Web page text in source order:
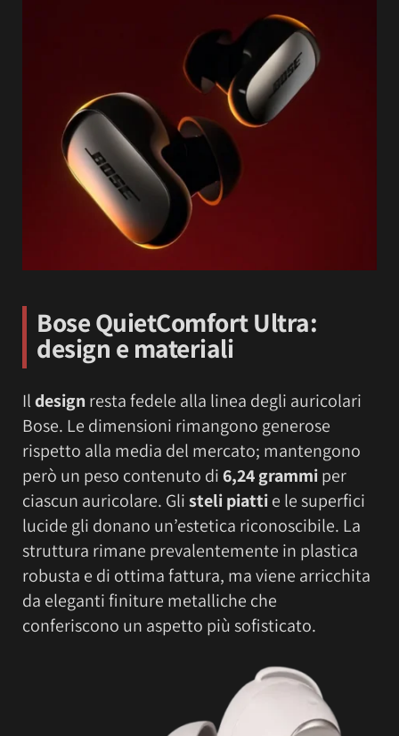
Bose QuietComfort Ultra:
design e materiali
Ildesignresta fedele alla linea degli auricolari
Bose. Le dimensioni rimangono generose
rispetto alla media del mercato; mantengono
però un peso contenuto di6,24 grammiper
ciascun auricolare. Glisteli piattie le superfici
lucide gli donano un’estetica riconoscibile. La
struttura rimane prevalentemente in plastica
robusta e di ottima fattura, ma viene arricchita
da eleganti finiture metalliche che
conferiscono un aspetto più sofisticato.